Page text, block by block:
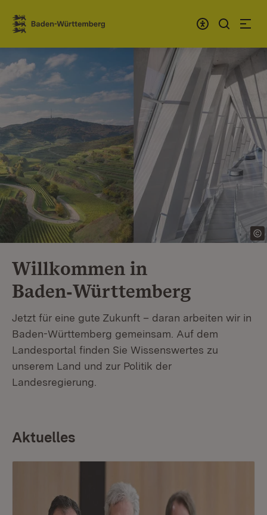
Zum Inhalt springen
Link zur Startseite
Willkommen in
Baden‑Württemberg
Jetzt für eine gute Zukunft – daran arbeiten wir in
Baden-Württemberg gemeinsam. Auf dem
Landesportal finden Sie Wissenswertes zu
unserem Land und zur Politik der
Landesregierung.
Aktuelles